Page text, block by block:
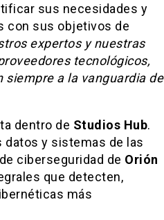
sus necesidades y
con sus objetivos de
expertos y nuestras
tecnológicos,
a la vanguardia de
dentro de Studios Hub.
datos y sistemas de las
ciberseguridad de Orión
que detecten,
más